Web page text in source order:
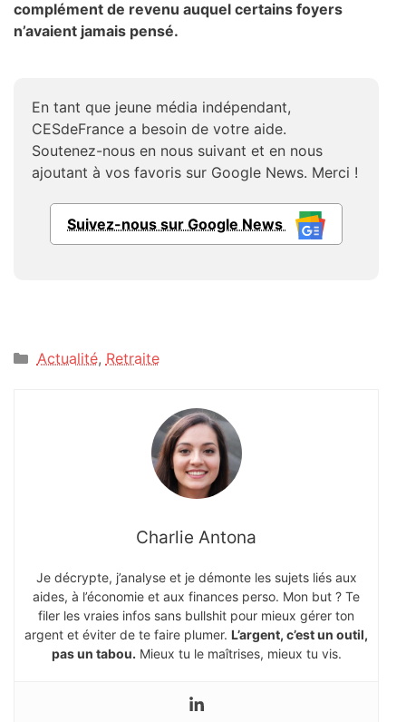
complément de revenu auquel certains foyers
n’avaient jamais pensé.
En tant que jeune média indépendant,
CESdeFrance a besoin de votre aide.
Soutenez-nous en nous suivant et en nous
ajoutant à vos favoris sur Google News. Merci !
Suivez-nous sur Google News
Catégories
Actualité, Retraite
Charlie Antona
Je décrypte, j’analyse et je démonte les sujets liés aux
aides, à l’économie et aux finances perso. Mon but ? Te
filer les vraies infos sans bullshit pour mieux gérer ton
argent et éviter de te faire plumer. L’argent, c’est un outil,
pas un tabou. Mieux tu le maîtrises, mieux tu vis.